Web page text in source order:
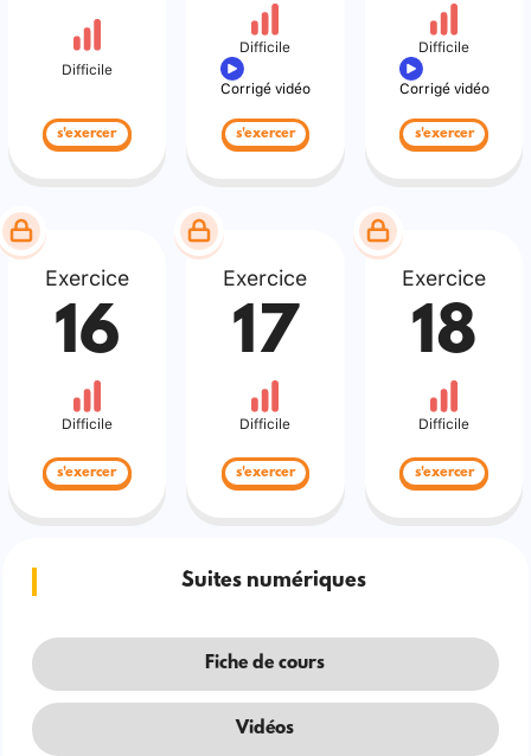
Difficile
s'exercer
Difficile
Corrigé vidéo
s'exercer
Difficile
Corrigé vidéo
s'exercer
Exercice
16
Difficile
s'exercer
Exercice
17
Difficile
s'exercer
Exercice
18
Difficile
s'exercer
Suites numériques
Fiche de cours
Vidéos